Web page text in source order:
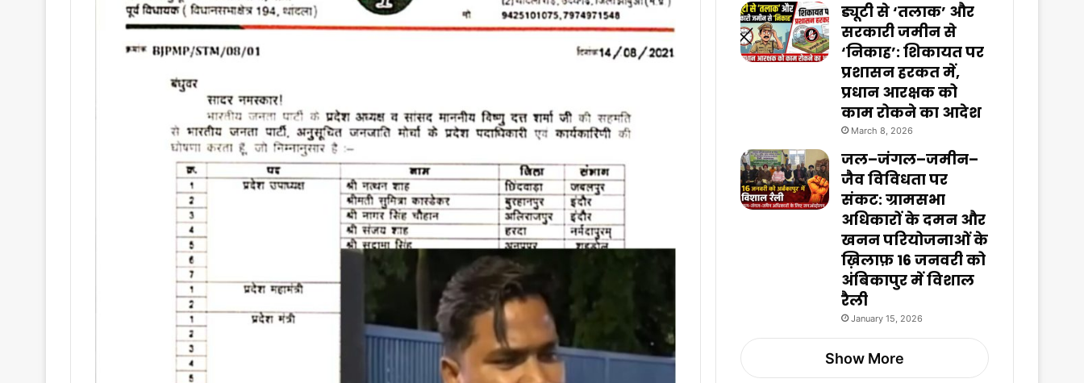
ड्यूटी से ‘तलाक’ और
सरकारी जमीन से
‘निकाह’: शिकायत पर
प्रशासन हरकत में,
प्रधान आरक्षक को
काम रोकने का आदेश
March 8, 2026
जल–जंगल–जमीन–
जैव विविधता पर
संकट: ग्रामसभा
अधिकारों के दमन और
खनन परियोजनाओं के
ख़िलाफ़ 16 जनवरी को
अंबिकापुर में विशाल
रैली
January 15, 2026
Show More